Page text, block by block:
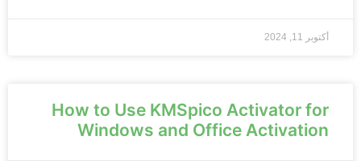
أكتوبر 11, 2024
How to Use KMSpico Activator for
Windows and Office Activation